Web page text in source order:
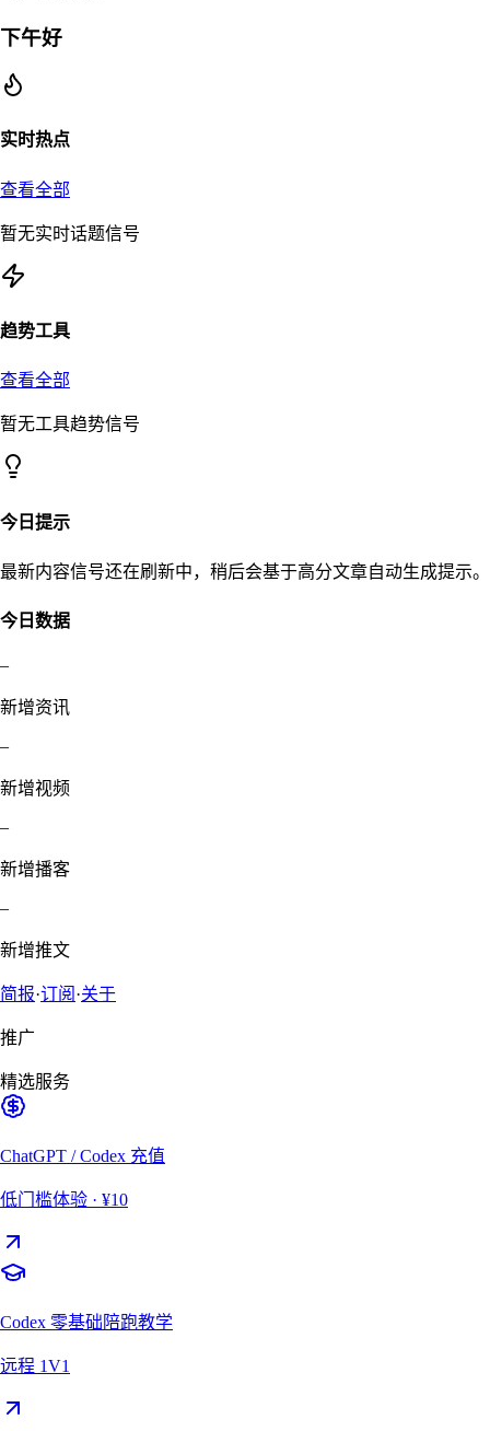
下午好
实时热点
查看全部
暂无实时话题信号
趋势工具
查看全部
暂无工具趋势信号
今日提示
最新内容信号还在刷新中，稍后会基于高分文章自动生成提示。
今日数据
–
新增资讯
–
新增视频
–
新增播客
–
新增推文
简报·订阅 ·关于
推广
精选服务
ChatGPT / Codex 充值
低门槛体验 · ¥10
Codex 零基础陪跑教学
远程 1V1